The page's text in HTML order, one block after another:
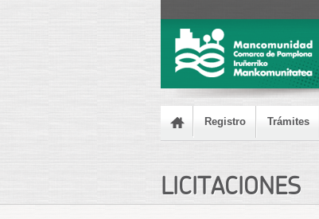
Registro Trámites
LICITACIONES